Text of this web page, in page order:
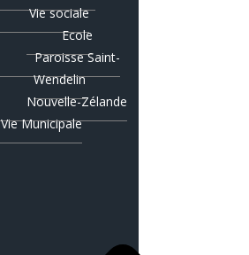
Vie sociale
Ecole
Paroisse Saint-
Wendelin
Nouvelle-Zélande
Vie Municipale